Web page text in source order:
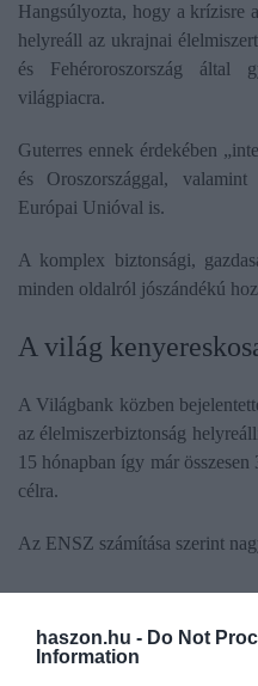
haszon.hu - Do Not
Information
Hangsúlyozta, hogy a krízisre
helyreáll az ukrajnai
és Fehéroroszország által
világpiacra.
Guterres ennek érdekében
és Oroszországgal,
Európai Unióval is.
A komplex biztonsági,
minden oldalról jószándékú
A világ
A Világbank közben
az élelmiszerbiztonság
15 hónapban így már
célra.
Az ENSZ számítása szerint
20 millió tonna,
gabona vesztegel